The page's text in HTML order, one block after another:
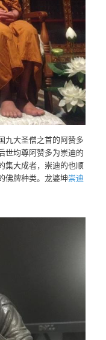
九大圣僧之首的阿赞多
世均尊阿赞多为崇迪的
集大成者，崇迪的也顺
佛牌种类。龙婆坤崇迪